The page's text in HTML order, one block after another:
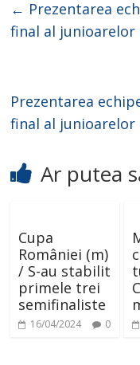
← Prezentarea
final al junioarelor
Prezentarea
final al junioarelor
Ar putea
Cupa
României (m)
/ S-au stabilit
primele trei
semifinaliste
16/04/2024 0